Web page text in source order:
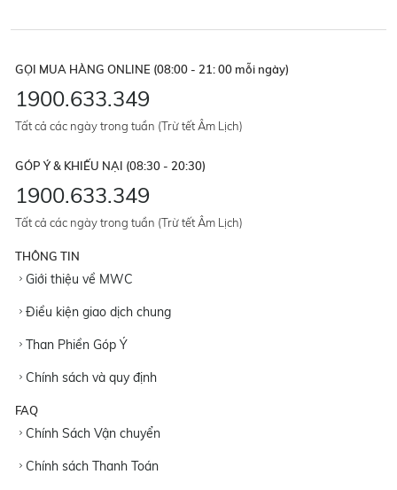
GỌI MUA HÀNG ONLINE (08:00 - 21: 00 mỗi ngày)
1900.633.349
Tất cả các ngày trong tuần (Trừ tết Âm Lịch)
GÓP Ý & KHIẾU NẠI (08:30 - 20:30)
1900.633.349
Tất cả các ngày trong tuần (Trừ tết Âm Lịch)
THÔNG TIN
Giới thiệu về MWC
Điều kiện giao dịch chung
Than Phiền Góp Ý
Chính sách và quy định
FAQ
Chính Sách Vận chuyển
Chính sách Thanh Toán